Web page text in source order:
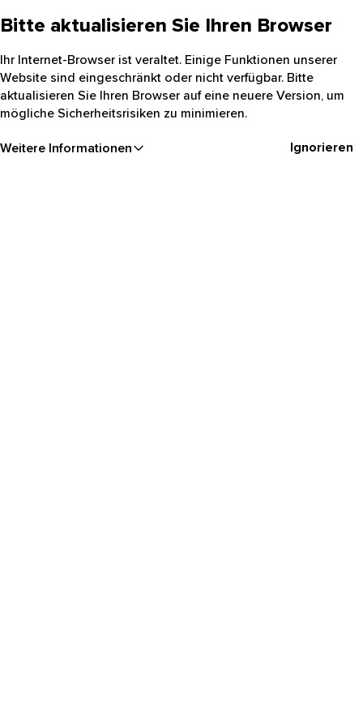
Bitte aktualisieren Sie Ihren Browser
Ihr Internet-Browser ist veraltet. Einige Funktionen unserer
Website sind eingeschränkt oder nicht verfügbar. Bitte
aktualisieren Sie Ihren Browser auf eine neuere Version, um
mögliche Sicherheitsrisiken zu minimieren.
Weitere Informationen Ignorieren